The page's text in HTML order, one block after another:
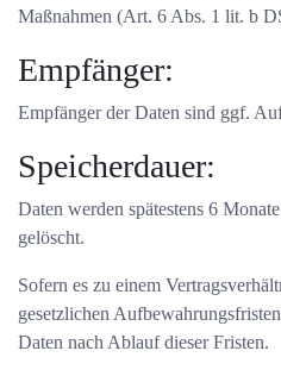
Maßnahmen (Art. 6 Abs. 1 lit. b
Empfänger:
Empfänger der Daten sind ggf.
Speicherdauer:
Daten werden spätestens 6
gelöscht.
Sofern es zu einem
gesetzlichen
Daten nach Ablauf dieser Fristen.